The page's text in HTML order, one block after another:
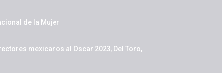
de la Mujer
mexicanos al Oscar 2023, Del Toro,